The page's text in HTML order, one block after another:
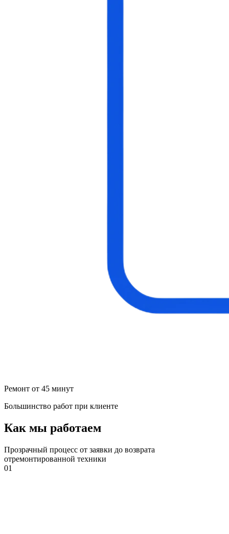
Ремонт от 45 минут
Большинство работ при клиенте
Как мы работаем
Прозрачный процесс от заявки до возврата
отремонтированной техники
01